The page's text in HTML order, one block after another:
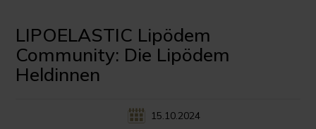
LIPOELASTIC Lipödem
Community: Die Lipödem
Heldinnen
15.10.2024